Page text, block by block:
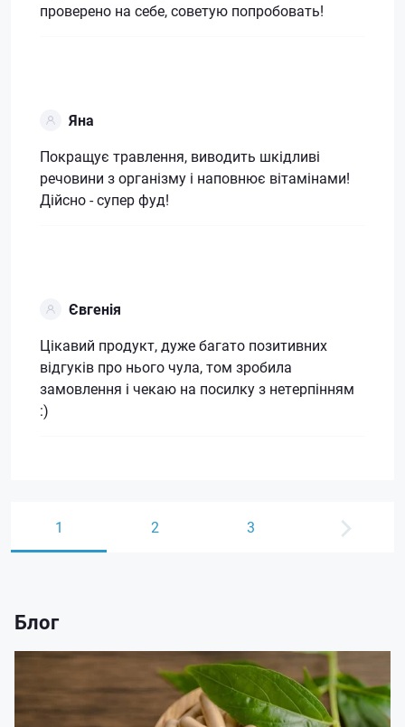
проверено на себе, советую попробовать!
Яна
Покращує травлення, виводить шкідливі
речовини з організму і наповнює вітамінами!
Дійсно - супер фуд!
Євгенія
Цікавий продукт, дуже багато позитивних
відгуків про нього чула, том зробила
замовлення і чекаю на посилку з нетерпінням
:)
1 2 3
Блог